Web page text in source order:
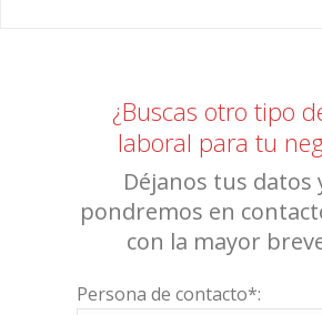
¿Buscas otro tipo
laboral para tu
Déjanos tus datos
pondremos en
con la mayor
Persona de contacto*: